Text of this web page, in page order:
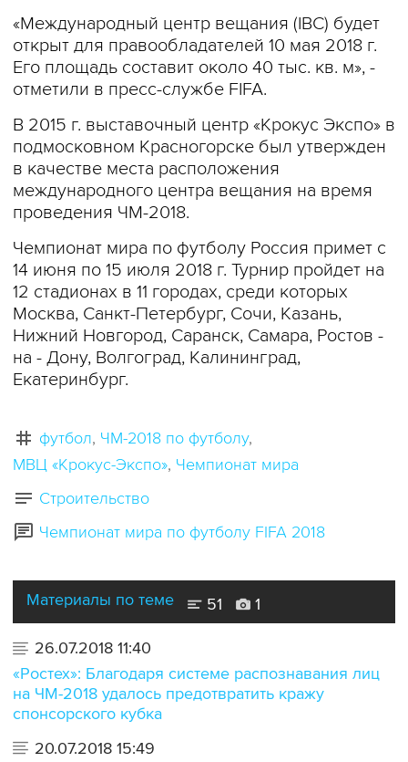
«Международный центр вещания (IBC) будет
открыт для правообладателей 10 мая 2018 г.
Его площадь составит около 40 тыс. кв. м», -
отметили в пресс-службе FIFA.
В 2015 г. выставочный центр «Крокус Экспо» в
подмосковном Красногорске был утвержден
в качестве места расположения
международного центра вещания на время
проведения ЧМ-2018.
Чемпионат мира по футболу Россия примет с
14 июня по 15 июля 2018 г. Турнир пройдет на
12 стадионах в 11 городах, среди которых
Москва, Санкт-Петербург, Сочи, Казань,
Нижний Новгород, Саранск, Самара, Ростов -
на - Дону, Волгоград, Калининград,
Екатеринбург.
футбол ЧМ-2018 по футболу
МВЦ «Крокус-Экспо» Чемпионат мира
Строительство
Чемпионат мира по футболу FIFA 2018
Материалы по теме 51 1
26.07.2018 11:40
«Ростех»: Благодаря системе распознавания лиц
на ЧМ-2018 удалось предотвратить кражу
спонсорского кубка
20.07.2018 15:49